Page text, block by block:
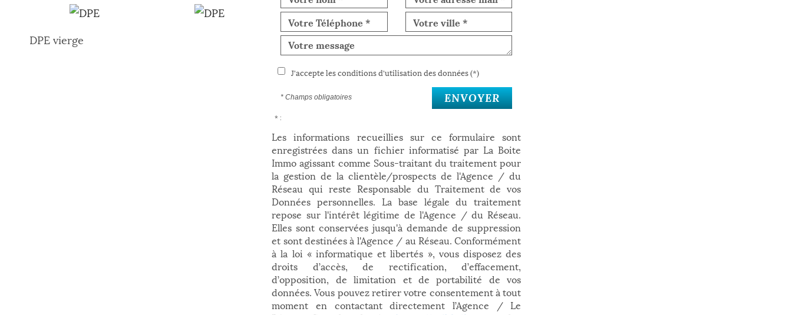
DPE vierge
J'accepte les conditions d'utilisation des données (*)
* Champs obligatoires ENVOYER
* :
Les informations recueillies sur ce formulaire sont
enregistrées dans un fichier informatisé par La Boite
Immo agissant comme Sous-traitant du traitement pour
la gestion de la clientèle/prospects de l'Agence / du
Réseau qui reste Responsable du Traitement de vos
Données personnelles. La base légale du traitement
repose sur l'intérêt légitime de l'Agence / du Réseau.
Elles sont conservées jusqu'à demande de suppression
et sont destinées à l'Agence / au Réseau. Conformément
à la loi « informatique et libertés », vous disposez des
droits d’accès, de rectification, d’effacement,
d’opposition, de limitation et de portabilité de vos
données. Vous pouvez retirer votre consentement à tout
moment en contactant directement l’Agence / Le